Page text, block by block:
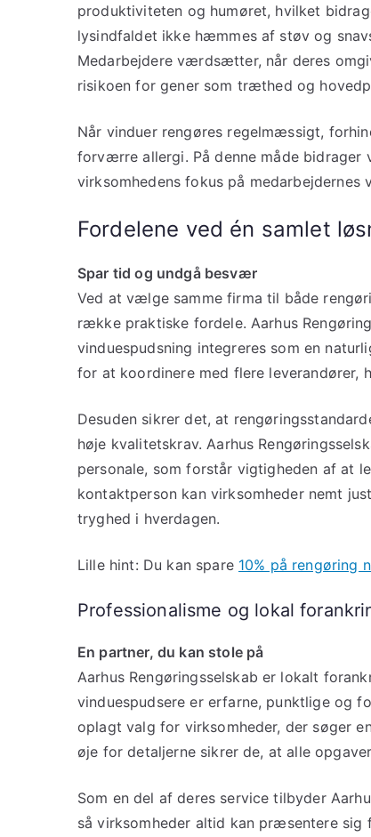
produktiviteten og humøret, hvilket
lysindfaldet ikke hæmmes af støv og
Medarbejdere værdsætter, når deres
risikoen for gener som træthed og
Når vinduer rengøres regelmæssigt,
forværre allergi. På denne måde bidrager
virksomhedens fokus på medarbejdernes
Fordelene ved én samlet
Spar tid og undgå besvær
Ved at vælge samme firma til både
række praktiske fordele. Aarhus
vinduespudsning integreres som en
for at koordinere med flere leverandører,
Desuden sikrer det, at
høje kvalitetskrav. Aarhus
personale, som forstår vigtigheden af at
kontaktperson kan virksomheder nemt
tryghed i hverdagen.
Lille hint: Du kan spare 10% på rengøring
Professionalisme og lokal
En partner, du kan stole på
Aarhus Rengøringsselskab er lokalt
vinduespudsere er erfarne, punktlige og
oplagt valg for virksomheder, der søger
øje for detaljerne sikrer de, at alle
Som en del af deres service tilbyder
så virksomheder altid kan præsentere sig